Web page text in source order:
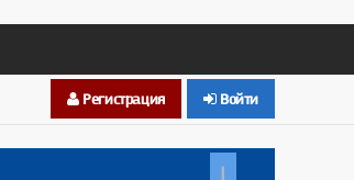
Войти
Регистрация